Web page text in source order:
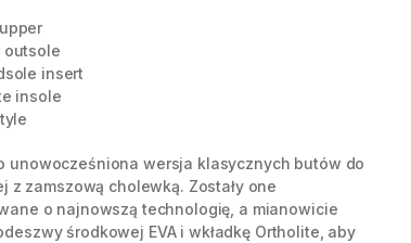
5 / 8
outsole
insert
insole
unowocześniona wersja klasycznych butów do
z zamszową cholewką. Zostały one
o najnowszą technologię, a mianowicie
środkowej EVA i wkładkę Ortholite, aby